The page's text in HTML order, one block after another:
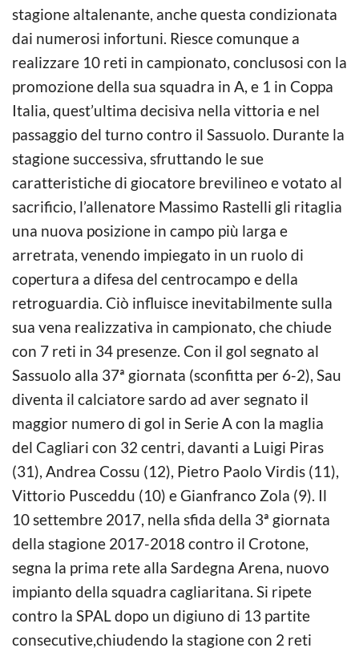
stagione altalenante, anche questa condizionata
dai numerosi infortuni. Riesce comunque a
realizzare 10 reti in campionato, conclusosi con la
promozione della sua squadra in A, e 1 in Coppa
Italia, quest’ultima decisiva nella vittoria e nel
passaggio del turno contro il Sassuolo. Durante la
stagione successiva, sfruttando le sue
caratteristiche di giocatore brevilineo e votato al
sacrificio, l’allenatore Massimo Rastelli gli ritaglia
una nuova posizione in campo più larga e
arretrata, venendo impiegato in un ruolo di
copertura a difesa del centrocampo e della
retroguardia. Ciò influisce inevitabilmente sulla
sua vena realizzativa in campionato, che chiude
con 7 reti in 34 presenze. Con il gol segnato al
Sassuolo alla 37ª giornata (sconfitta per 6-2), Sau
diventa il calciatore sardo ad aver segnato il
maggior numero di gol in Serie A con la maglia
del Cagliari con 32 centri, davanti a Luigi Piras
(31), Andrea Cossu (12), Pietro Paolo Virdis (11),
Vittorio Pusceddu (10) e Gianfranco Zola (9). Il
10 settembre 2017, nella sfida della 3ª giornata
della stagione 2017-2018 contro il Crotone,
segna la prima rete alla Sardegna Arena, nuovo
impianto della squadra cagliaritana. Si ripete
contro la SPAL dopo un digiuno di 13 partite
consecutive,chiudendo la stagione con 2 reti